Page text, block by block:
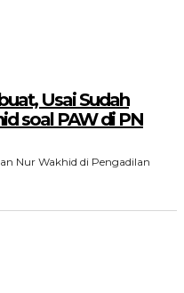
Usai Sudah
soal PAW di PN
Nur Wakhid di Pengadilan